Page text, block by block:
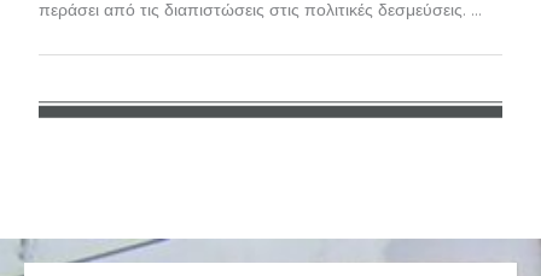
περάσει από τις διαπιστώσεις στις πολιτικές δεσμεύσεις. ...